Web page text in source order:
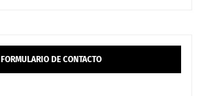
FORMULARIO DE CONTACTO